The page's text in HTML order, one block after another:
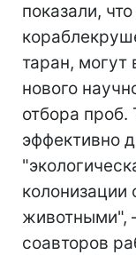
показали,
таран, могут
нового
отбора проб.
эффективно
колонизации
животными",
соавторов